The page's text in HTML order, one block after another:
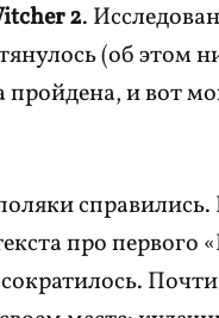
2.
(об этом
пройдена, и вот
справились.
про первого
Почти